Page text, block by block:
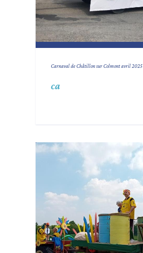
Carnaval de Châtillon sur Colmont avril 2025
ca